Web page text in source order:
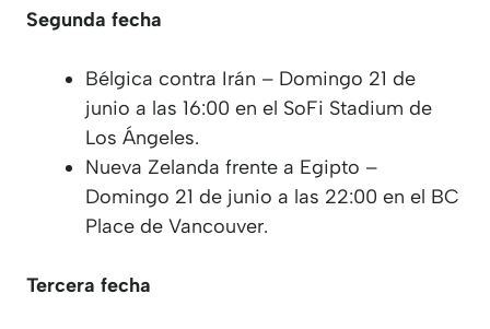
Segunda fecha
Bélgica contra Irán – Domingo 21 de
junio a las 16:00 en el SoFi Stadium de
Los Ángeles.
Nueva Zelanda frente a Egipto –
Domingo 21 de junio a las 22:00 en el BC
Place de Vancouver.
Tercera fecha